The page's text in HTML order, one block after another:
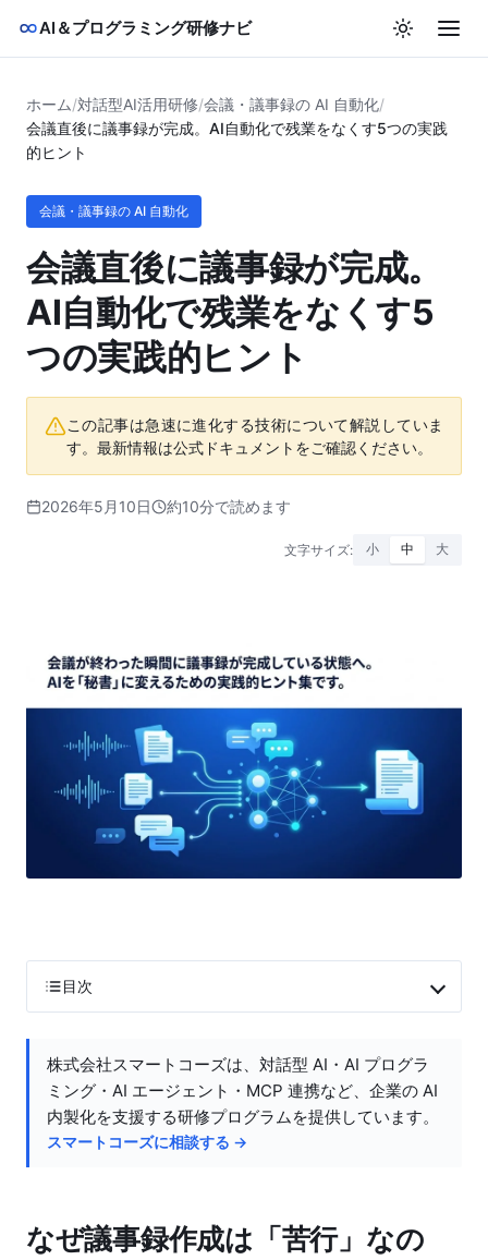
AI＆プログラミング研修ナビ
ホーム/対話型AI活用研修/会議・議事録の AI 自動化/
会議直後に議事録が完成。AI自動化で残業をなくす5つの実践
的ヒント
会議・議事録の AI 自動化
会議直後に議事録が完成。
AI自動化で残業をなくす5
つの実践的ヒント
この記事は急速に進化する技術について解説していま
す。最新情報は公式ドキュメントをご確認ください。
2026年5月10日 約10分で読めます
文字サイズ: 小 中 大
目次
株式会社スマートコーズは、対話型 AI・AI プログラ
ミング・AI エージェント・MCP 連携など、企業の AI
内製化を支援する研修プログラムを提供しています。
スマートコーズに相談する →
なぜ議事録作成は「苦行」なの